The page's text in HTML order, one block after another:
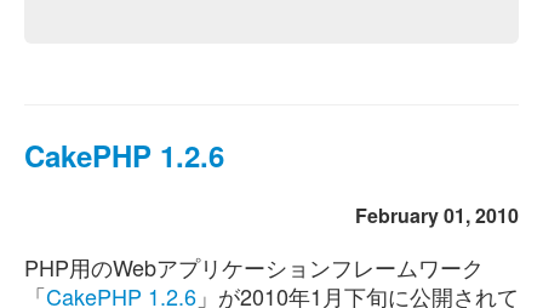
CakePHP 1.2.6
February 01, 2010
PHP用のWebアプリケーションフレームワーク
「CakePHP 1.2.6 」が2010年1月下旬に公開されて